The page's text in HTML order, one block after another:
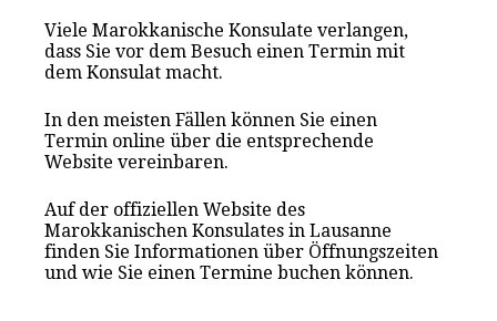
Viele Marokkanische Konsulate verlangen,
dass Sie vor dem Besuch einen Termin mit
dem Konsulat macht.
In den meisten Fällen können Sie einen
Termin online über die entsprechende
Website vereinbaren.
Auf der offiziellen Website des
Marokkanischen Konsulates in Lausanne
finden Sie Informationen über Öffnungszeiten
und wie Sie einen Termine buchen können.